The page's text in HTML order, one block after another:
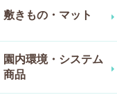
敷きもの・マット
園内環境・システム
商品